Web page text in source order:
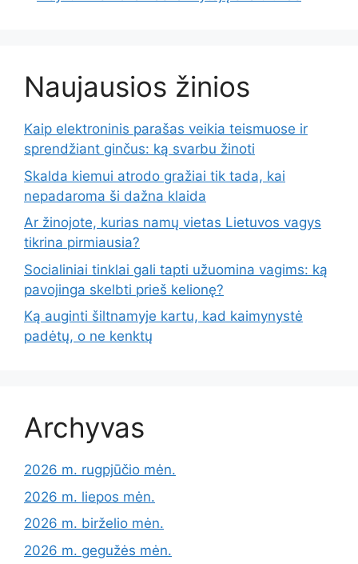
Naujausios žinios
Kaip elektroninis parašas veikia teismuose ir
sprendžiant ginčus: ką svarbu žinoti
Skalda kiemui atrodo gražiai tik tada, kai
nepadaroma ši dažna klaida
Ar žinojote, kurias namų vietas Lietuvos vagys
tikrina pirmiausia?
Socialiniai tinklai gali tapti užuomina vagims: ką
pavojinga skelbti prieš kelionę?
Ką auginti šiltnamyje kartu, kad kaimynystė
padėtų, o ne kenktų
Archyvas
2026 m. rugpjūčio mėn.
2026 m. liepos mėn.
2026 m. birželio mėn.
2026 m. gegužės mėn.